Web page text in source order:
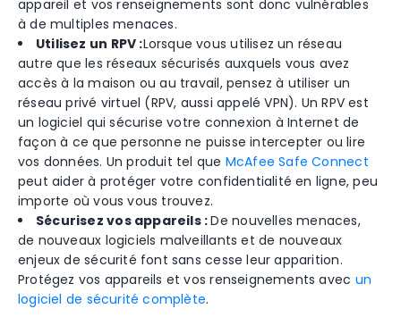
appareil et vos renseignements sont donc vulnérables
à de multiples menaces.
Utilisez un RPV :Lorsque vous utilisez un réseau
autre que les réseaux sécurisés auxquels vous avez
accès à la maison ou au travail, pensez à utiliser un
réseau privé virtuel (RPV, aussi appelé VPN). Un RPV est
un logiciel qui sécurise votre connexion à Internet de
façon à ce que personne ne puisse intercepter ou lire
vos données. Un produit tel que McAfee Safe Connect
peut aider à protéger votre confidentialité en ligne, peu
importe où vous vous trouvez.
Sécurisez vos appareils :De nouvelles menaces,
de nouveaux logiciels malveillants et de nouveaux
enjeux de sécurité font sans cesse leur apparition.
Protégez vos appareils et vos renseignements avec un
logiciel de sécurité complète.